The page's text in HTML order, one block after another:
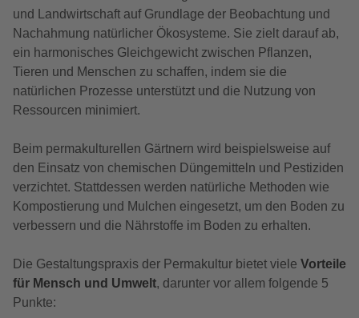
und Landwirtschaft ­­auf Grundlage der Beobachtung und
Nachahmung natürlicher Ökosysteme. Sie zielt darauf ab,
ein harmonisches Gleichgewicht zwischen Pflanzen,
Tieren und Menschen zu schaffen, indem sie die
natürlichen Prozesse unterstützt und die Nutzung von
Ressourcen minimiert.
Beim permakulturellen Gärtnern wird beispielsweise auf
den Einsatz von chemischen Düngemitteln und Pestiziden
verzichtet. Stattdessen werden natürliche Methoden wie
Kompostierung und Mulchen eingesetzt, um den Boden zu
verbessern und die Nährstoffe im Boden zu erhalten.
Die Gestaltungspraxis der Permakultur bietet viele Vorteile
für Mensch und Umwelt, darunter vor allem folgende 5
Punkte: